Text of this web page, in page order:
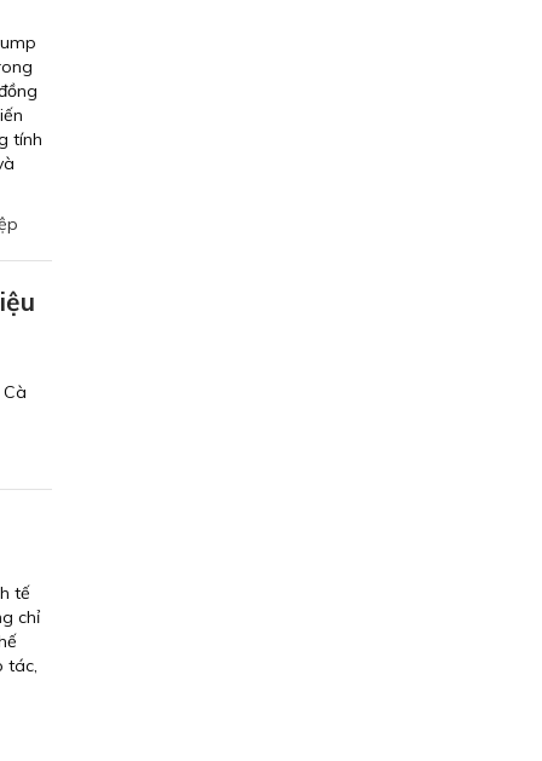
tính
tế
chỉ
tác,